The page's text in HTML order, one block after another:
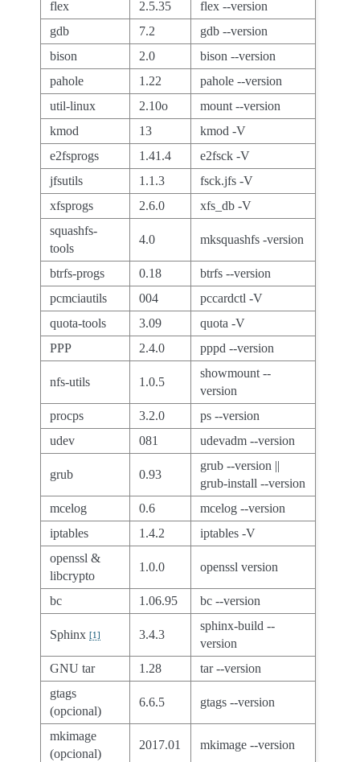
flex
2.5.35
flex --version
gdb
7.2
gdb --version
bison
2.0
bison --version
pahole
1.22
pahole --version
util-linux
2.10o
mount --version
kmod
13
kmod -V
e2fsprogs
1.41.4
e2fsck -V
jfsutils
1.1.3
fsck.jfs -V
xfsprogs
2.6.0
xfs_db -V
squashfs-
tools
4.0 mksquashfs -version
btrfs-progs 0.18
btrfs --version
pcmciautils
004
pccardctl -V
quota-tools
3.09
quota -V
PPP
2.4.0 pppd --version
nfs-utils 1.0.5
showmount --
version
procps
3.2.0
ps --version
udev
081 udevadm --version
grub 0.93
grub --version ||
grub-install --version
mcelog
0.6
mcelog --version
iptables
1.4.2
iptables -V
openssl &
libcrypto
1.0.0 openssl version
bc 1.06.95 bc --version
Sphinx[1] 3.4.3
sphinx-build --
version
GNU tar
1.28
tar --version
gtags
(opcional)
6.6.5 gtags --version
mkimage
(opcional)
2017.01 mkimage --version